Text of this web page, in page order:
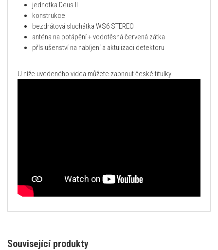
jednotka Deus II
konstrukce
bezdrátová sluchátka WS6 STEREO
anténa na potápění + vodotěsná červená zátka
příslušenství na nabíjení a aktulizaci detektoru
U níže uvedeného videa můžete zapnout české titulky.
Související produkty